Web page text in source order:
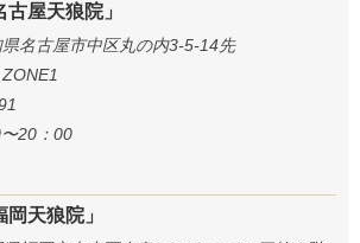
屋天狼院」
名古屋市中区丸の内3-5-14先
20：00
天狼院」